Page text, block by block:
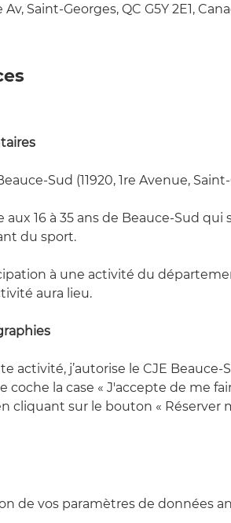
Saint-Georges, QC G5Y 2E1,
Sud (11920, 1re Avenue,
16 à 35 ans de Beauce-Sud
du sport.
à une activité du
aura lieu.
activité, j’autorise le CJE
coche la case « J'accepte de me
cliquant sur le bouton « Réserver
de vos paramètres de données